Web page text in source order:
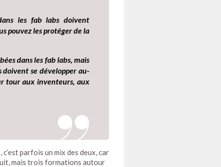
les fab labs doivent
pouvez les protéger de la
dans les fab labs, mais
doivent se développer au-
tour aux inventeurs, aux
parfois un mix des deux, car
mais trois formations autour